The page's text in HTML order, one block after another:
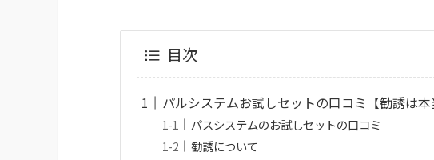
目次
パルシステムお試しセットの口コミ【勧誘は本
パスシステムのお試しセットの口コミ
勧誘について